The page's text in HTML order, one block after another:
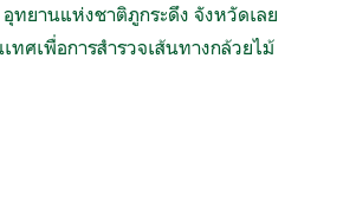
ทยานแห่งชาติภูกระดึง จังหวัดเลย
ทศเพื่อการสำรวจเส้นทางกล้วยไม้